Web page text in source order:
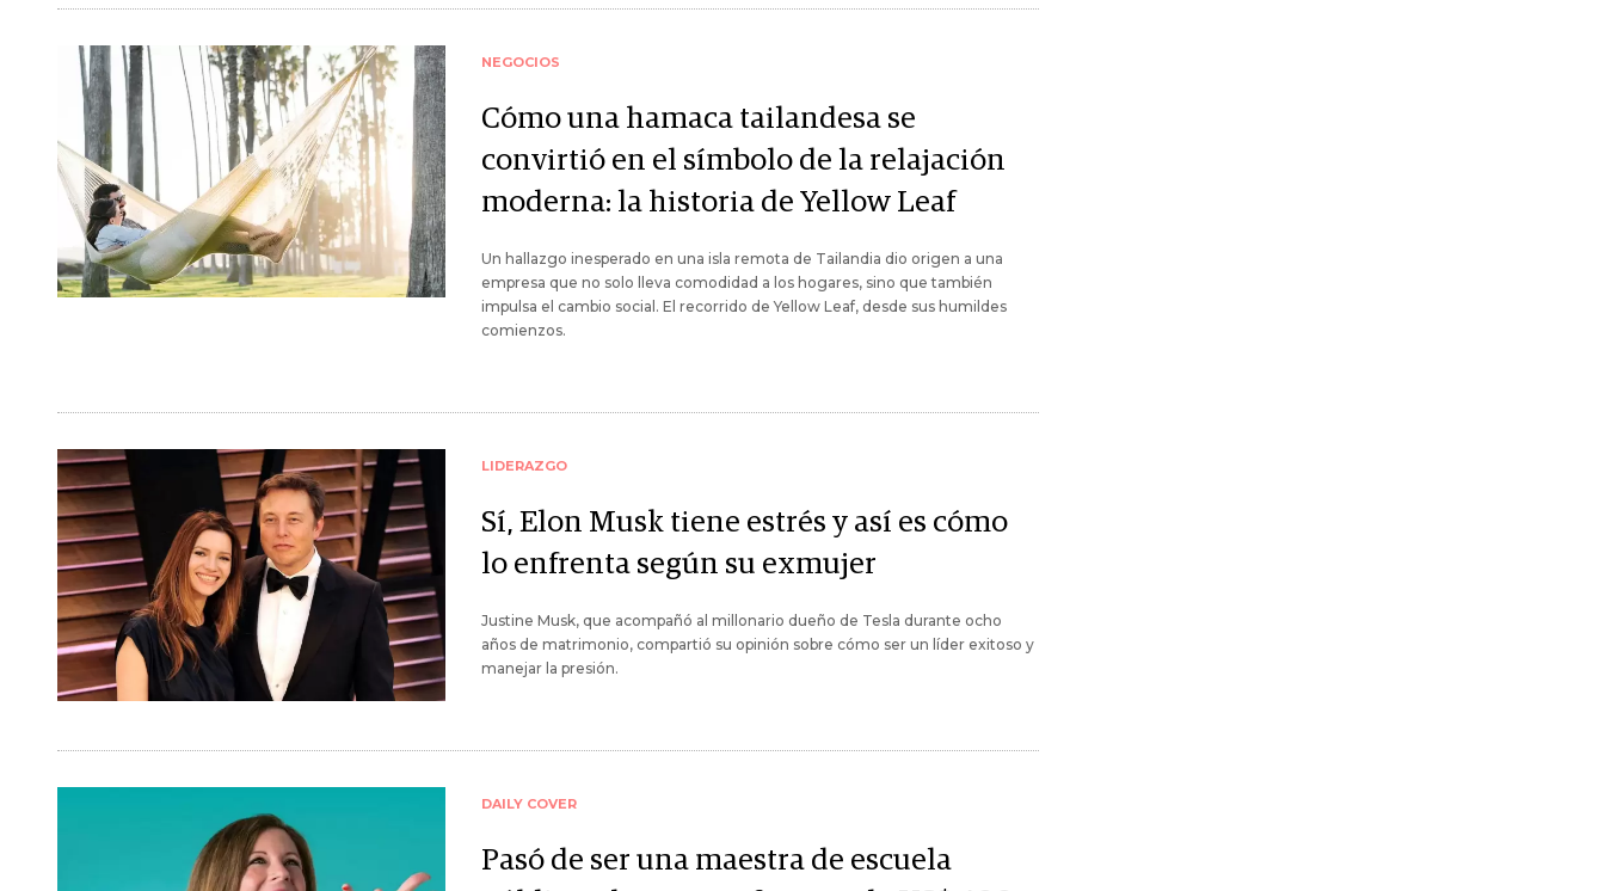
NEGOCIOS
Cómo una hamaca tailandesa se
convirtió en el símbolo de la relajación
moderna: la historia de Yellow Leaf
Un hallazgo inesperado en una isla remota de Tailandia dio origen a una
empresa que no solo lleva comodidad a los hogares, sino que también
impulsa el cambio social. El recorrido de Yellow Leaf, desde sus humildes
comienzos.
LIDERAZGO
Sí, Elon Musk tiene estrés y así es cómo
lo enfrenta según su exmujer
Justine Musk, que acompañó al millonario dueño de Tesla durante ocho
años de matrimonio, compartió su opinión sobre cómo ser un líder exitoso y
manejar la presión.
DAILY COVER
Pasó de ser una maestra de escuela